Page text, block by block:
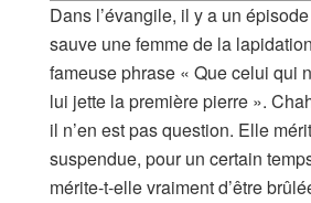
Dans l’évangile, il y a un
sauve une femme de la
fameuse phrase « Que celui qui
lui jette la première pierre ».
il n’en est pas question. Elle
suspendue, pour un certain
mérite-t-elle vraiment d’être